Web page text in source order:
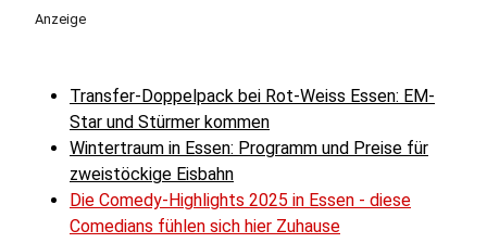
Anzeige
Transfer-Doppelpack bei Rot-Weiss Essen: EM-
Star und Stürmer kommen
Wintertraum in Essen: Programm und Preise für
zweistöckige Eisbahn
Die Comedy-Highlights 2025 in Essen - diese
Comedians fühlen sich hier Zuhause